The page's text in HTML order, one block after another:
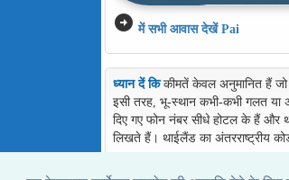
arrow_circle_right में सभी आवास देखें Pai
ध्यान दें किकीमतें केवल अनुमानित हैं जो
इसी तरह, भू-स्थान कभी-कभी गलत या
दिए गए फोन नंबर सीधे होटल के हैं और
लिखते हैं। थाईलैंड का अंतरराष्ट्रीय